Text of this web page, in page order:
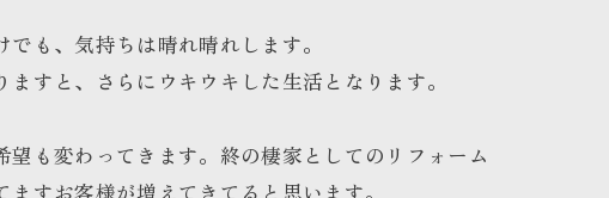
も、気持ちは晴れ晴れします。
すと、さらにウキウキした生活となります。
望も変わってきます。終の棲家としてのリフォーム